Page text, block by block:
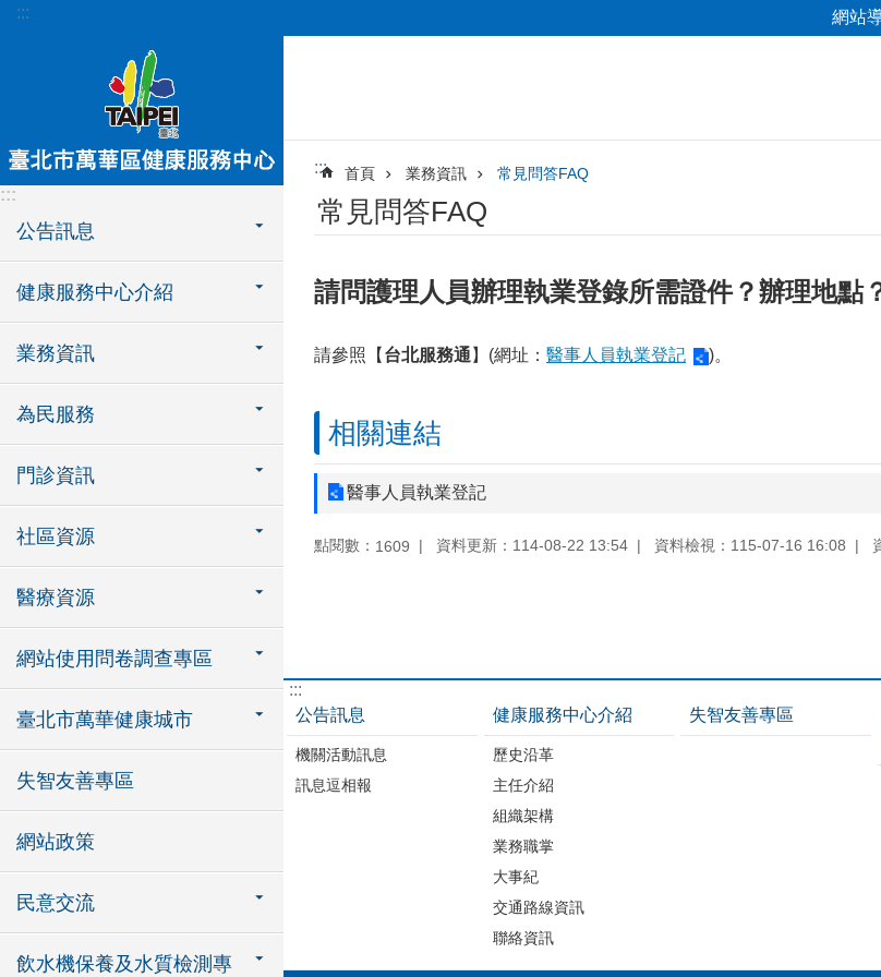
跳到主要內容區塊
::: 網站
:::
公告訊息
健康服務中心介紹
業務資訊
為民服務
門診資訊
社區資源
醫療資源
網站使用問卷調查專區
臺北市萬華健康城市
失智友善專區
網站政策
民意交流
飲水機保養及水質檢測專
::: 首頁 業務資訊 常見問答FAQ
常見問答FAQ
請問護理人員辦理執業登錄所需證件？辦理地點
請參照【 台北服務通 】(網址： 醫事人員執業登記 )。
相關連結
醫事人員執業登記
點閱數： 1609 資料更新：114-08-22 13:54 資料檢視：115-07-16 16:08
:::
公告訊息
機關活動訊息
訊息逗相報
健康服務中心介紹
歷史沿革
主任介紹
組織架構
業務職掌
大事紀
交通路線資訊
聯絡資訊
失智友善專區